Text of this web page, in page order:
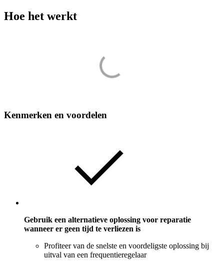
Hoe het werkt
Kenmerken en voordelen
Gebruik een alternatieve oplossing voor reparatie
wanneer er geen tijd te verliezen is
Profiteer van de snelste en voordeligste oplossing bij
uitval van een frequentieregelaar